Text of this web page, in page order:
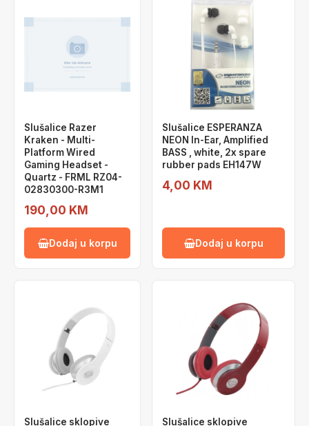
Slušalice Razer
Kraken - Multi-
Platform Wired
Gaming Headset -
Quartz - FRML RZ04-
02830300-R3M1
190,00 KM
Dodaj u korpu
Slušalice ESPERANZA
NEON In-Ear, Amplified
BASS , white, 2x spare
rubber pads EH147W
4,00 KM
Dodaj u korpu
Slušalice sklopive Slušalice sklopive